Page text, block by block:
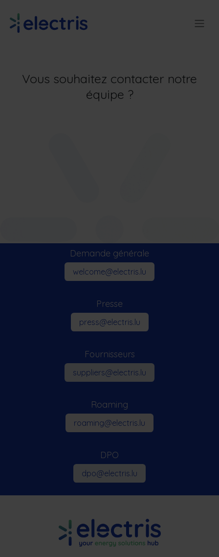
Vous souhaitez contacter notre
équipe ?
Demande générale
welcome@electris.lu
Presse
press​​@electris.lu
Fournisseurs
suppliers@electris.lu
Roaming
roaming@electris.lu
DPO
dpo@electris.lu